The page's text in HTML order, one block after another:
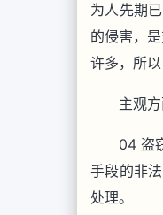
为人先期
的侵害，
许多，所
主观
04 盗
手段的非
处理。